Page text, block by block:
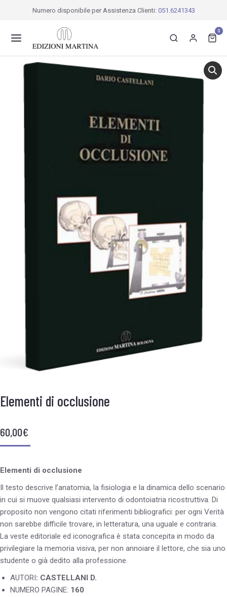
Numero disponibile per Assistenza Clienti: 051.6241343
0
Elementi di occlusione
60,00€
Elementi di occlusione
Il testo descrive l’anatomia, la fisiologia e la dinamica dello scenario
in cui si muove qualsiasi intervento di odontoiatria ricostruttiva. Di
proposito non vengono citati riferimenti bibliografici: per ogni Verità
non sarebbe difficile trovare, in letteratura, una uguale e contraria.
La veste editoriale ed iconografica è stata concepita in modo da
privilegiare la memoria visiva, per non annoiare il lettore, che sia uno
studente o già dedito alla professione.
AUTORI : CASTELLANI D.
NUMERO PAGINE: 160